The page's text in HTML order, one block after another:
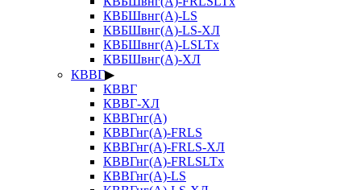
КВБШвнг(А)-LS
КВБШвнг(А)-LS-ХЛ
КВБШвнг(А)-LSLTx
КВБШвнг(А)-ХЛ
КВВГ▶
КВВГ
КВВГ-ХЛ
КВВГнг(А)
КВВГнг(А)-FRLS
КВВГнг(А)-FRLS-ХЛ
КВВГнг(А)-FRLSLTx
КВВГнг(А)-LS